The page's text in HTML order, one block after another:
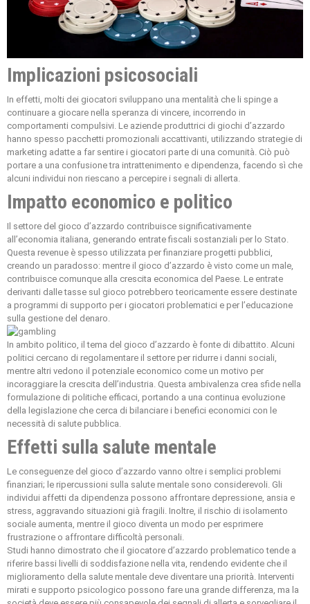
Implicazioni psicosociali
In effetti, molti dei giocatori sviluppano una mentalità che li spinge a
continuare a giocare nella speranza di vincere, incorrendo in
comportamenti compulsivi. Le aziende produttrici di giochi d’azzardo
hanno spesso pacchetti promozionali accattivanti, utilizzando strategie di
marketing adatte a far sentire i giocatori parte di una comunità. Ciò può
portare a una confusione tra intrattenimento e dipendenza, facendo sì che
alcuni individui non riescano a percepire i segnali di allerta.
Impatto economico e politico
Il settore del gioco d’azzardo contribuisce significativamente
all’economia italiana, generando entrate fiscali sostanziali per lo Stato.
Questa revenue è spesso utilizzata per finanziare progetti pubblici,
creando un paradosso: mentre il gioco d’azzardo è visto come un male,
contribuisce comunque alla crescita economica del Paese. Le entrate
derivanti dalle tasse sul gioco potrebbero teoricamente essere destinate
a programmi di supporto per i giocatori problematici e per l’educazione
sulla gestione del denaro.
In ambito politico, il tema del gioco d’azzardo è fonte di dibattito. Alcuni
politici cercano di regolamentare il settore per ridurre i danni sociali,
mentre altri vedono il potenziale economico come un motivo per
incoraggiare la crescita dell’industria. Questa ambivalenza crea sfide nella
formulazione di politiche efficaci, portando a una continua evoluzione
della legislazione che cerca di bilanciare i benefici economici con le
necessità di salute pubblica.
Effetti sulla salute mentale
Le conseguenze del gioco d’azzardo vanno oltre i semplici problemi
finanziari; le ripercussioni sulla salute mentale sono considerevoli. Gli
individui affetti da dipendenza possono affrontare depressione, ansia e
stress, aggravando situazioni già fragili. Inoltre, il rischio di isolamento
sociale aumenta, mentre il gioco diventa un modo per esprimere
frustrazione o affrontare difficoltà personali.
Studi hanno dimostrato che il giocatore d’azzardo problematico tende a
riferire bassi livelli di soddisfazione nella vita, rendendo evidente che il
miglioramento della salute mentale deve diventare una priorità. Interventi
mirati e supporto psicologico possono fare una grande differenza, ma la